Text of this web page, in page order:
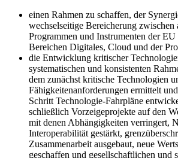
einen Rahmen zu schaffen, der
wechselseitige Bereicherung zwischen
Programmen und Instrumenten der
Bereichen Digitales, Cloud und der
die Entwicklung kritischer
systematischen und konsistenten
dem zunächst kritische Technologien
Fähigkeitenanforderungen ermittelt
Schritt Technologie-Fahrpläne
schließlich Vorzeigeprojekte auf den
mit denen Abhängigkeiten verringert,
Interoperabilität gestärkt,
Zusammenarbeit ausgebaut, neue
geschaffen und gesellschaftlichen und